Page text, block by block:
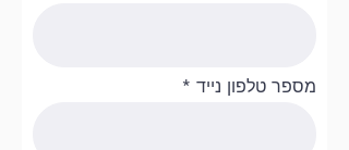
מספר טלפון נייד